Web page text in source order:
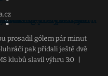
prosadil gólem pár minut
pak přidali ještě dvě
klubů slavil výhru 3:0